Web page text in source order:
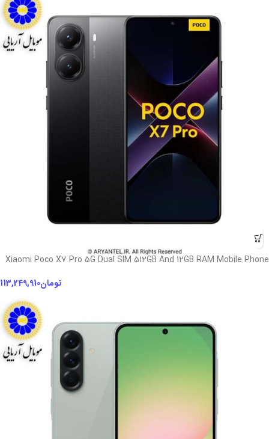
Xiaomi Poco X7 Pro 5G Dual SIM 512GB And 12GB RAM Mobile Phone
تومان113,249,910